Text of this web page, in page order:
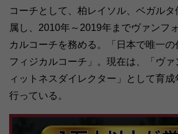
コーチとして、柏レイソル、ベガル
属し、2010年～2019年までヴァンフ
カルコーチを務める。「日本で唯一
フィジカルコーチ」。現在は、「ヴ
ィットネスダイレクター」として育
行っている。